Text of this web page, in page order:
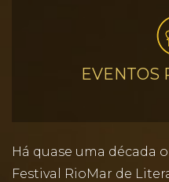
EVENTOS
Há quase uma década
Festival RioMar de